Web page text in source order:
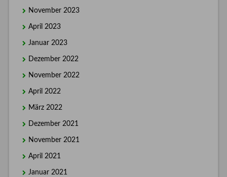
November 2023
April 2023
Januar 2023
Dezember 2022
November 2022
April 2022
März 2022
Dezember 2021
November 2021
April 2021
Januar 2021